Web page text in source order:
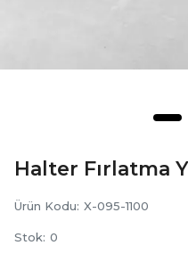
Halter Fırlatma
Ürün Kodu: X-095-1100
Stok: 0